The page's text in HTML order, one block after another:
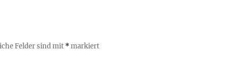
Felder sind mit *markiert